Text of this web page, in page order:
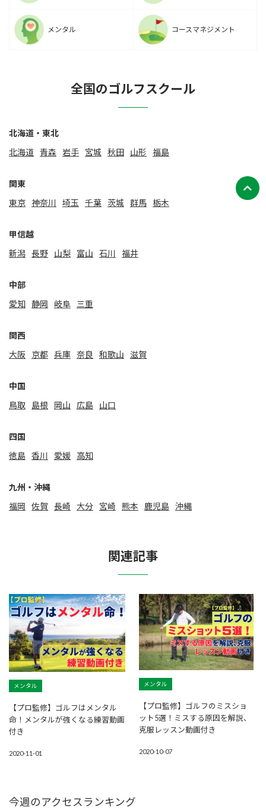
メンタル コースマネジメント
全国のゴルフスクール
北海道・東北
北海道 ⻘森 岩手 宮城 秋田 山形 福島
関東
東京 神奈川 埼玉 千葉 茨城 群馬 栃木
甲信越
新潟 ⻑野 山梨 富山 石川 福井
中部
愛知 静岡 岐阜 三重
関⻄
大阪
京都 兵庫 奈良 和歌山 滋賀
中国
鳥取
島根 岡山 広島 山口
四国
徳島 香川 愛媛 高知
九州・沖縄
福岡
佐賀 ⻑崎 大分 宮崎 熊本 鹿児島 沖縄
関連記事
メンタル
【プロ監修】ゴルフはメンタル
命！メンタルが強くなる練習動画
付き
2020-11-01
メンタル
【プロ監修】ゴルフのミスショ
ット5選！ミスする原因を解説、
克服レッスン動画付き
2020-10-07
今週のアクセスランキング